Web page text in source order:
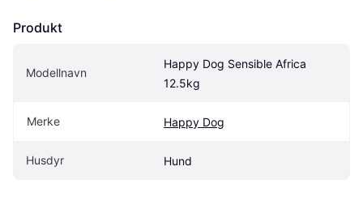
Produkt
Modellnavn
Happy Dog Sensible Africa
12.5kg
Merke Happy Dog
Husdyr Hund